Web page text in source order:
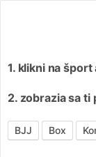
1. klikni na
2. zobrazia sa
BJJ Box